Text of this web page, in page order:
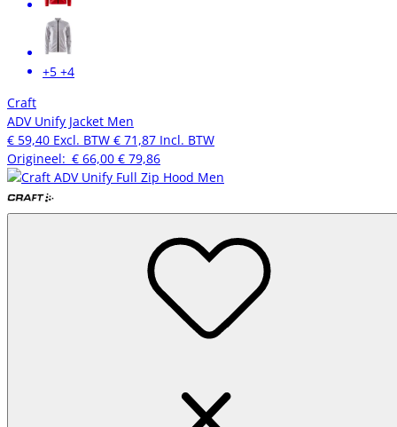
+5 +4
Craft
ADV Unify Jacket Men
€ 59,40 Excl. BTW € 71,87 Incl. BTW
Origineel: € 66,00 € 79,86